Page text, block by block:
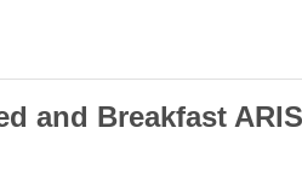
and Breakfast